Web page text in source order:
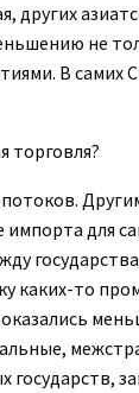
не
В
торговля?
для
каких-то